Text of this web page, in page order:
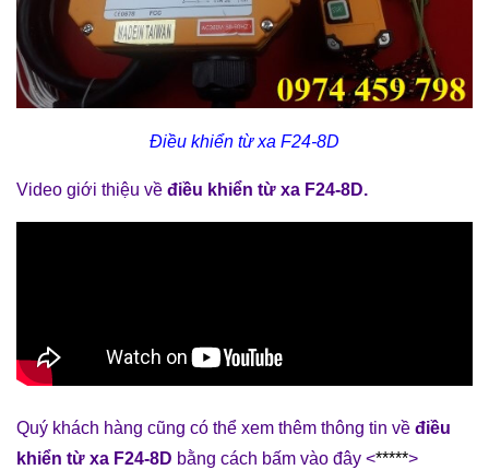
Điều khiển từ xa F24-8D
Video giới thiệu về điều khiển từ xa F24-8D.
Quý khách hàng cũng có thể xem thêm thông tin về điều
khiển từ xa F24-8D bằng cách bấm vào đây <*****>